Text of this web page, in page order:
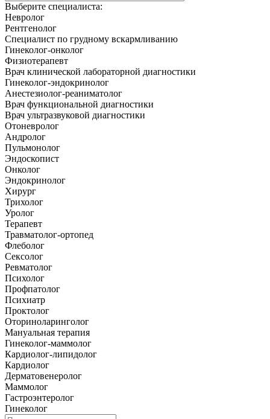
Выберите специалиста:
Невролог
Рентгенолог
Специалист по грудному вскармливанию
Гинеколог-онколог
Физиотерапевт
Врач клинической лабораторной диагностики
Гинеколог-эндокринолог
Анестезиолог-реаниматолог
Врач функциональной диагностики
Врач ультразвуковой диагностики
Отоневролог
Андролог
Пульмонолог
Эндоскопист
Онколог
Эндокринолог
Хирург
Трихолог
Уролог
Терапевт
Травматолог-ортопед
Флеболог
Сексолог
Ревматолог
Психолог
Профпатолог
Психиатр
Проктолог
Оториноларинголог
Мануальная терапия
Гинеколог-маммолог
Кардиолог-липидолог
Кардиолог
Дерматовенеролог
Маммолог
Гастроэнтеролог
Гинеколог